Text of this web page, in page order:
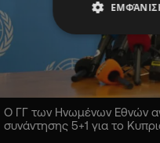
Ο ΓΓ των Ηνωμένων Εθνών
συνάντησης 5+1 για το